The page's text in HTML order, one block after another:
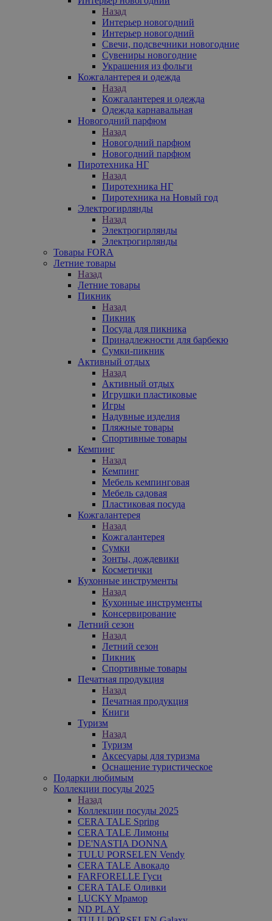
Назад
Интерьер новогодний
Интерьер новогодний
Свечи, подсвечники новогодние
Сувениры новогодние
Украшения из фольги
Кожгалантерея и одежда
Назад
Кожгалантерея и одежда
Одежда карнавальная
Новогодний парфюм
Назад
Новогодний парфюм
Новогодний парфюм
Пиротехника НГ
Назад
Пиротехника НГ
Пиротехника на Новый год
Электрогирлянды
Назад
Электрогирлянды
Электрогирлянды
Товары FORA
Летние товары
Назад
Летние товары
Пикник
Назад
Пикник
Посуда для пикника
Принадлежности для барбекю
Сумки-пикник
Активный отдых
Назад
Активный отдых
Игрушки пластиковые
Игры
Надувные изделия
Пляжные товары
Спортивные товары
Кемпинг
Назад
Кемпинг
Мебель кемпинговая
Мебель садовая
Пластиковая посуда
Кожгалантерея
Назад
Кожгалантерея
Сумки
Зонты, дождевики
Косметички
Кухонные инструменты
Назад
Кухонные инструменты
Консервирование
Летний сезон
Назад
Летний сезон
Пикник
Спортивные товары
Печатная продукция
Назад
Печатная продукция
Книги
Туризм
Назад
Туризм
Аксесуары для туризма
Оснащение туристическое
Подарки любимым
Коллекции посуды 2025
Назад
Коллекции посуды 2025
CERA TALE Spring
CERA TALE Лимоны
DE'NASTIA DONNA
TULU PORSELEN Vendy
CERA TALE Авокадо
FARFORELLE Гуси
CERA TALE Оливки
LUCKY Мрамор
ND PLAY